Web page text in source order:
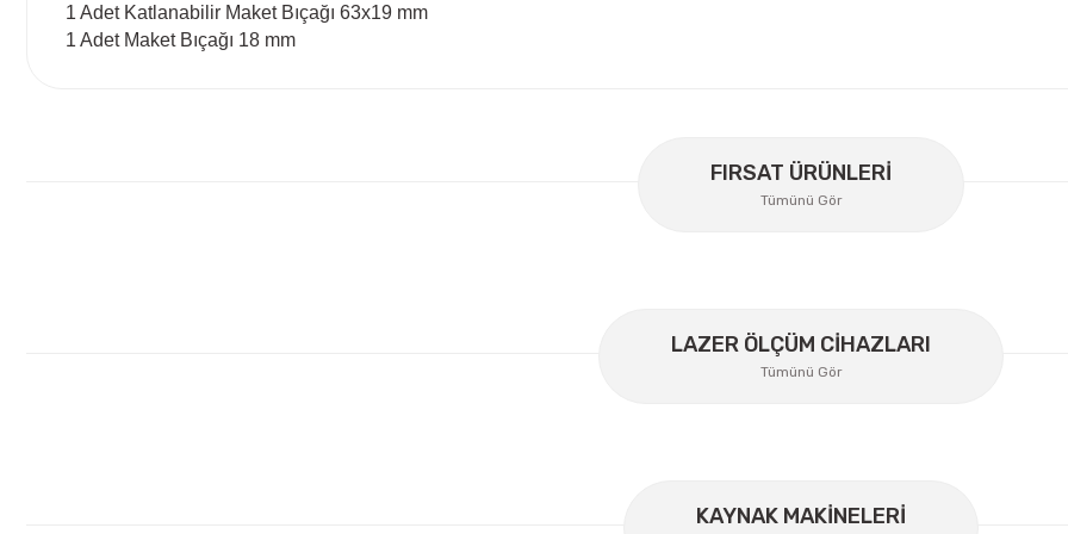
1 Adet Katlanabilir Maket Bıçağı 63x19 mm
1 Adet Maket Bıçağı 18 mm
Bu ürüne ilk yorumu siz yapın!
Gönder
FIRSAT ÜRÜNLERİ
Tümünü Gör
LAZER ÖLÇÜM CİHAZLARI
Tümünü Gör
KAYNAK MAKİNELERİ